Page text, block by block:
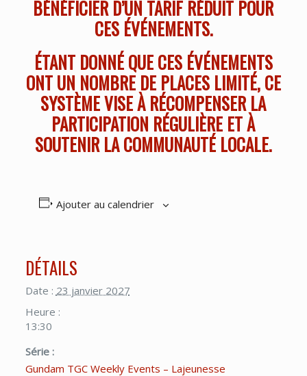
BÉNÉFICIER D’UN TARIF RÉDUIT POUR
CES ÉVÉNEMENTS.
ÉTANT DONNÉ QUE CES ÉVÉNEMENTS
ONT UN NOMBRE DE PLACES LIMITÉ, CE
SYSTÈME VISE À RÉCOMPENSER LA
PARTICIPATION RÉGULIÈRE ET À
SOUTENIR LA COMMUNAUTÉ LOCALE.
Ajouter au calendrier
DÉTAILS
Date : 23 janvier 2027
Heure :
13:30
Série :
Gundam TGC Weekly Events – Lajeunesse